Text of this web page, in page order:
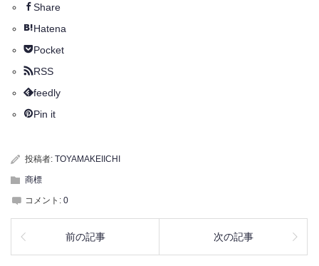
Share
Hatena
Pocket
RSS
feedly
Pin it
投稿者: TOYAMAKEIICHI
商標
コメント: 0
前の記事 次の記事